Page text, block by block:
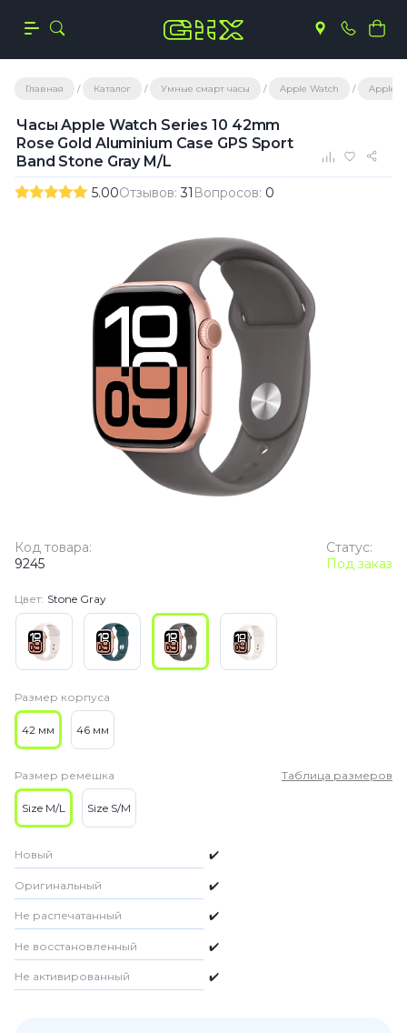
Главная Каталог Умные смарт часы Apple Watch Apple
Часы Apple Watch Series 10 42mm
Rose Gold Aluminium Case GPS Sport
Band Stone Gray M/L
5.00Отзывов:31 Вопросов: 0
Статус:
Под заказ
Код товара:
9245
Цвет: Stone Gray
Размер корпуса
42 мм 46 мм
Размер ремешка Таблица размеров
Size M/L Size S/M
Новый ✔️
Оригинальный ✔️
Не распечатанный ✔️
Не восстановленный ✔️
Не активированный ✔️